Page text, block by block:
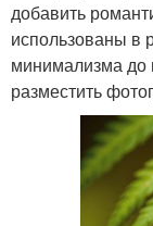
Цветы в
Цвет в
добавить
использованы в
минимализма до
разместить